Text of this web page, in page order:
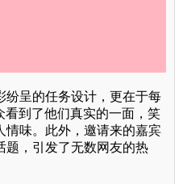
纷呈的任务设计，更在于每
到了他们真实的一面，笑
情味。此外，邀请来的嘉宾
题，引发了无数网友的热